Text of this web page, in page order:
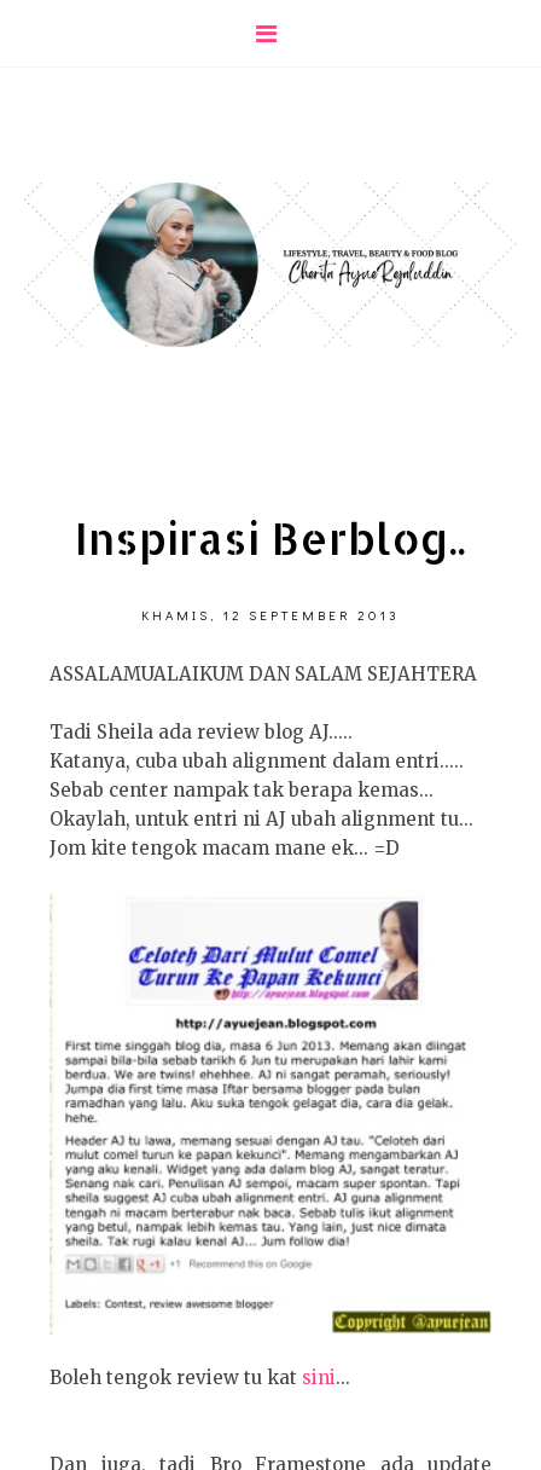
Inspirasi Berblog..
KHAMIS, 12 SEPTEMBER 2013
ASSALAMUALAIKUM DAN SALAM SEJAHTERA
Tadi Sheila ada review blog AJ.....
Katanya, cuba ubah alignment dalam entri.....
Sebab center nampak tak berapa kemas...
Okaylah, untuk entri ni AJ ubah alignment tu...
Jom kite tengok macam mane ek... =D
Boleh tengok review tu kat sini...
Dan juga, tadi Bro Framestone ada update